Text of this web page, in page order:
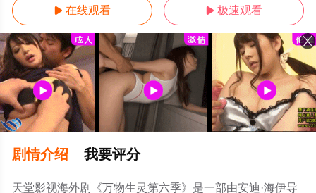
 在线观看  极速观看
剧情介绍 我要评分
天堂影视海外剧《万物生灵第六季》是一部由安迪·海伊导